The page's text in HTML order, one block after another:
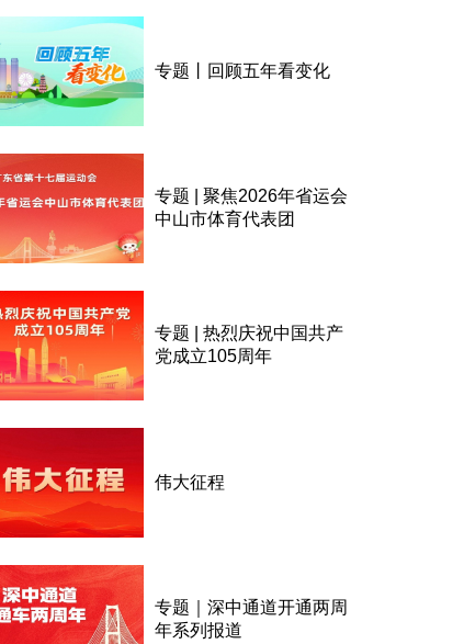
专题丨回顾五年看变化
专题 | 聚焦2026年省运会
中山市体育代表团
专题 | 热烈庆祝中国共产
党成立105周年
伟大征程
专题｜深中通道开通两周
年系列报道